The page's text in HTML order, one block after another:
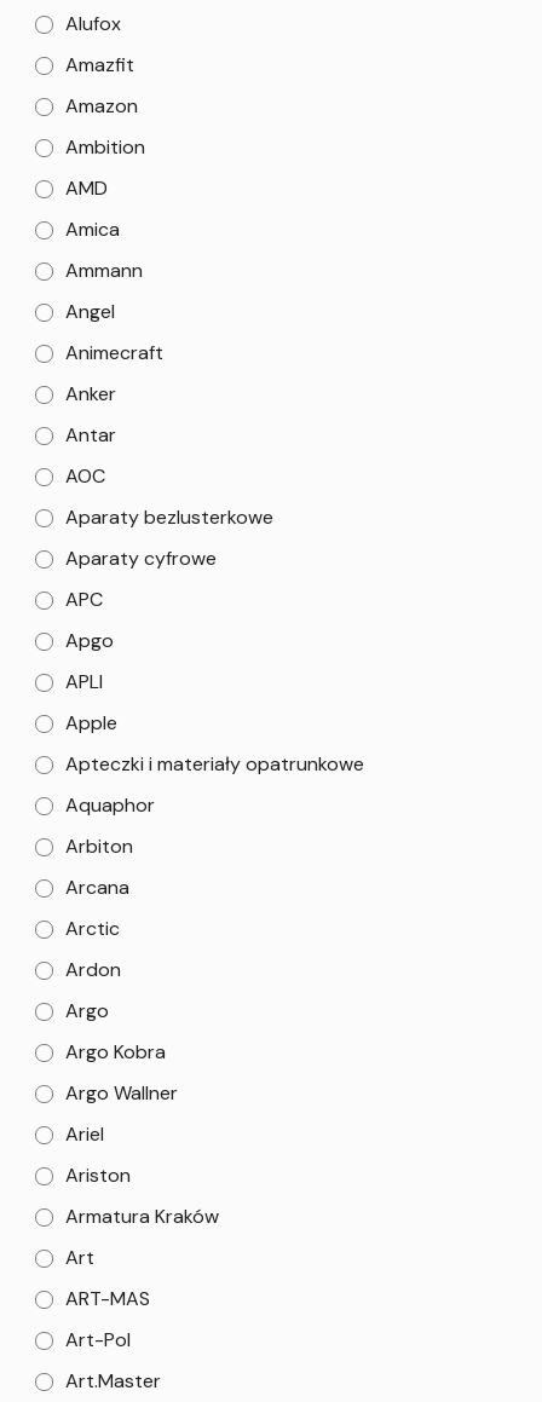
Alufox
Amazfit
Amazon
Ambition
AMD
Amica
Ammann
Angel
Animecraft
Anker
Antar
AOC
Aparaty bezlusterkowe
Aparaty cyfrowe
APC
Apgo
APLI
Apple
Apteczki i materiały opatrunkowe
Aquaphor
Arbiton
Arcana
Arctic
Ardon
Argo
Argo Kobra
Argo Wallner
Ariel
Ariston
Armatura Kraków
Art
ART-MAS
Art-Pol
Art.Master